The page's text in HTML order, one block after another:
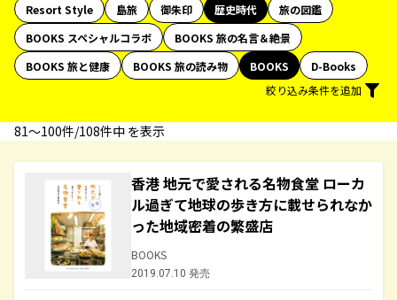
Resort Style
島旅 御朱印 歴史時代
旅の図鑑
BOOKS スペシャルコラボ
BOOKS 旅の名言＆絶景
BOOKS 旅と健康
BOOKS 旅の読み物 BOOKS
D-Books
絞り込み条件を追加
81〜100件/108件中 を表示
香港 地元で愛される名物食堂 ローカ
ル過ぎて地球の歩き方に載せられなか
った地域密着の繁盛店
BOOKS
2019.07.10 発売